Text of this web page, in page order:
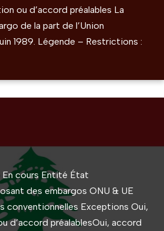
ou d’accord préalables La
de la part de l’Union
1989. Légende – Restrictions :
En cours Entité État
des embargos ONU & UE
conventionnelles Exceptions Oui,
d’accord préalablesOui, accord